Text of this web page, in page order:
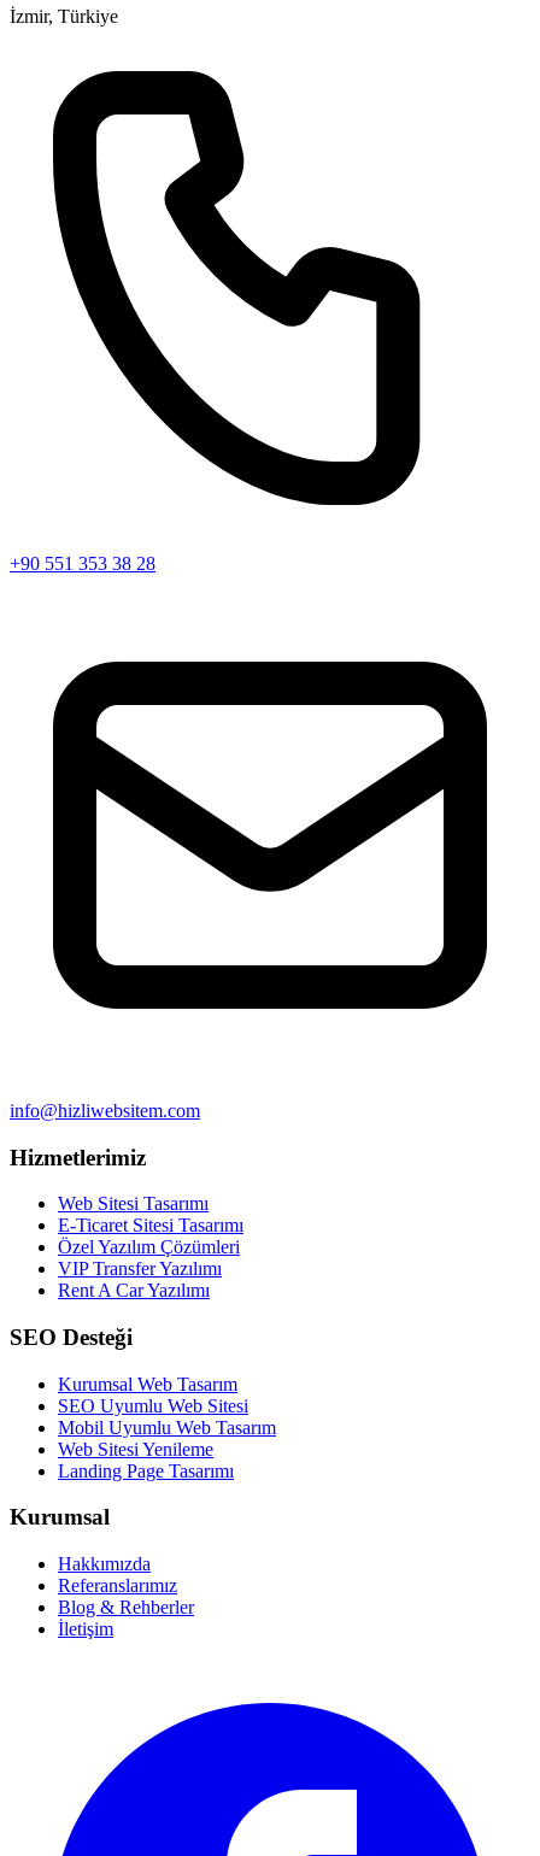
İzmir, Türkiye
+90 551 353 38 28
info@hizliwebsitem.com
Hizmetlerimiz
Web Sitesi Tasarımı
E-Ticaret Sitesi Tasarımı
Özel Yazılım Çözümleri
VIP Transfer Yazılımı
Rent A Car Yazılımı
SEO Desteği
Kurumsal Web Tasarım
SEO Uyumlu Web Sitesi
Mobil Uyumlu Web Tasarım
Web Sitesi Yenileme
Landing Page Tasarımı
Kurumsal
Hakkımızda
Referanslarımız
Blog & Rehberler
İletişim